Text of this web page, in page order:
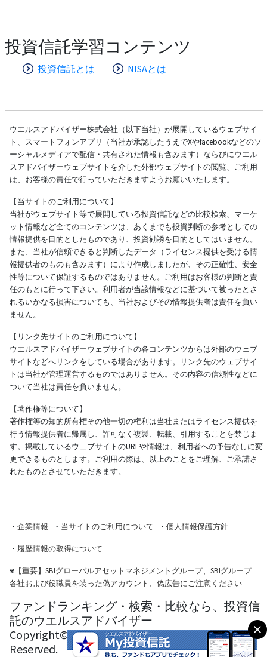
投資信託学習コンテンツ
投資信託とは NISAとは
ウエルスアドバイザー株式会社（以下当社）が展開しているウェブサイ
ト、スマートフォンアプリ（当社が承認したうえでXやfacebookなどのソ
ーシャルメディアで配信・共有された情報も含みます）ならびにウエル
スアドバイザーウェブサイトを介した外部ウェブサイトの閲覧、ご利用
は、お客様の責任で行っていただきますようお願いいたします。
【当サイトのご利用について】
当社がウェブサイト等で展開している投資信託などの比較検索、マーケ
ット情報など全てのコンテンツは、あくまでも投資判断の参考としての
情報提供を目的としたものであり、投資勧誘を目的としてはいません。
また、当社が信頼できると判断したデータ（ライセンス提供を受ける情
報提供者のものも含みます）により作成しましたが、その正確性、安全
性等について保証するものではありません。ご利用はお客様の判断と責
任のもとに行って下さい。利用者が当該情報などに基づいて被ったとさ
れるいかなる損害についても、当社およびその情報提供者は責任を負い
ません。
【リンク先サイトのご利用について】
ウエルスアドバイザーウェブサイトの各コンテンツからは外部のウェブ
サイトなどへリンクをしている場合があります。リンク先のウェブサイ
トは当社が管理運営するものではありません。その内容の信頼性などに
ついて当社は責任を負いません。
【著作権等について】
著作権等の知的所有権その他一切の権利は当社またはライセンス提供を
行う情報提供者に帰属し、許可なく複製、転載、引用することを禁じま
す。掲載しているウェブサイトのURLや情報は、利用者への予告なしに変
更できるものとします。ご利用の際は、以上のことをご理解、ご承諾さ
れたものとさせていただきます。
・ 企業情報 ・ 当サイトのご利用について ・ 個人情報保護方針
・ 履歴情報の取得について
※【重要】SBIグローバルアセットマネジメントグループ、SBIグループ
各社および役職員を装った偽アカウント、偽広告にご注意ください
ファンドランキング・検索・比較なら、投資信
託のウエルスアドバイザー
Copyright© Wealth Advisor Co., Ltd. All Rights
Reserved.